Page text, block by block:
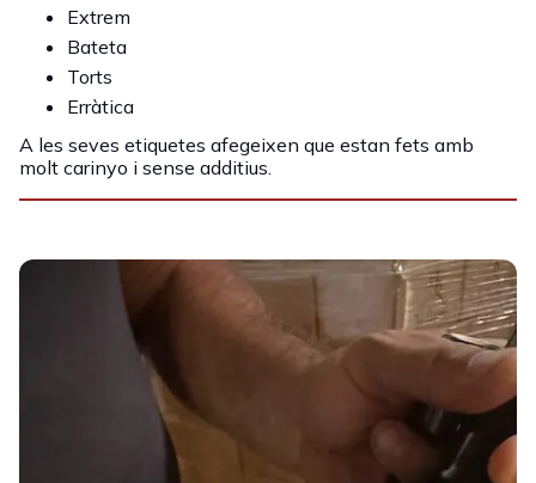
Extrem
Bateta
Torts
Erràtica
A les seves etiquetes afegeixen que estan fets amb
molt carinyo i sense additius.